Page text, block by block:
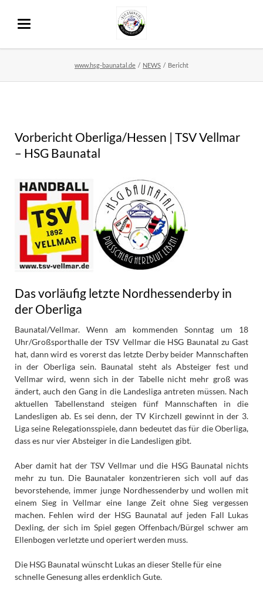
www.hsg-baunatal.de NEWS Bericht
Vorbericht Oberliga/Hessen | TSV Vellmar
– HSG Baunatal
Das vorläufig letzte Nordhessenderby in
der Oberliga
Baunatal/Vellmar. Wenn am kommenden Sonntag um 18
Uhr/Großsporthalle der TSV Vellmar die HSG Baunatal zu Gast
hat, dann wird es vorerst das letzte Derby beider Mannschaften
in der Oberliga sein. Baunatal steht als Absteiger fest und
Vellmar wird, wenn sich in der Tabelle nicht mehr groß was
ändert, auch den Gang in die Landesliga antreten müssen. Nach
aktuellen Tabellenstand steigen fünf Mannschaften in die
Landesligen ab. Es sei denn, der TV Kirchzell gewinnt in der 3.
Liga seine Relegationsspiele, dann bedeutet das für die Oberliga,
dass es nur vier Absteiger in die Landesligen gibt.
Aber damit hat der TSV Vellmar und die HSG Baunatal nichts
mehr zu tun. Die Baunataler konzentrieren sich voll auf das
bevorstehende, immer junge Nordhessenderby und wollen mit
einem Sieg in Vellmar eine lange Zeit ohne Sieg vergessen
machen. Fehlen wird der HSG Baunatal auf jeden Fall Lukas
Dexling, der sich im Spiel gegen Offenbach/Bürgel schwer am
Ellenbogen verletzte und operiert werden muss.
Die HSG Baunatal wünscht Lukas an dieser Stelle für eine
schnelle Genesung alles erdenklich Gute.